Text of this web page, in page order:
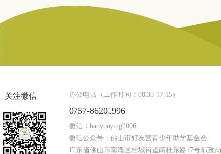
关注微信 办公电话（工作时间：08:30-17:15）
0757-86201996
微信：haoyouying2006
微信公众号：佛山市好友营青少年助学基金会
广东省佛山市南海区桂城街道南桂东路17号邮政